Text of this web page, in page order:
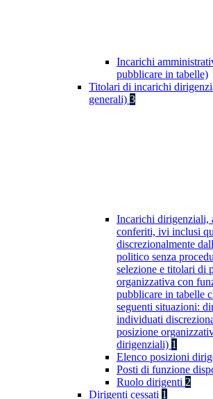
Incarichi
pubblicare in tabelle)
Titolari di incarichi
generali) 3
Incarichi dirigenziali,
conferiti, ivi inclusi
discrezionalmente
politico senza
selezione e titolari di
organizzativa con
pubblicare in tabelle
seguenti situazioni:
individuati
posizione
dirigenziali) 1
Elenco posizioni
Posti di funzione
Ruolo dirigenti 2
Dirigenti cessati 1